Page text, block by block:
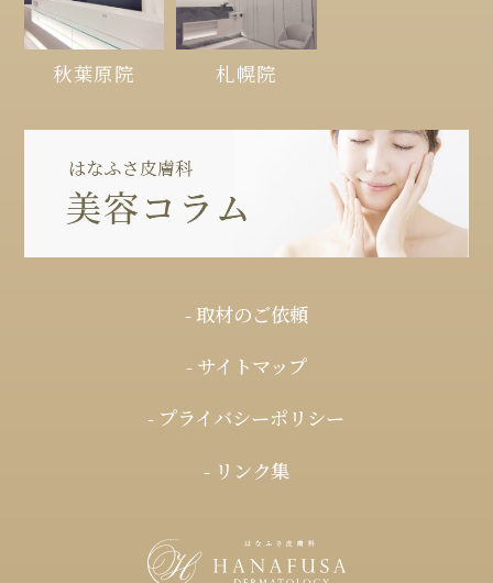
秋葉原院 札幌院
- 取材のご依頼
- サイトマップ
- プライバシーポリシー
- リンク集